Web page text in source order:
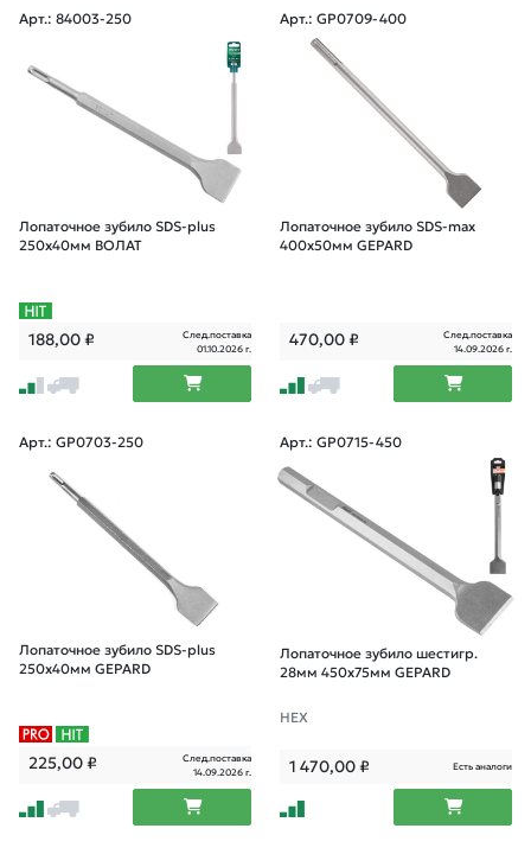
Арт.: 84003-250
Лопаточное зубило SDS-plus
250х40мм ВОЛАТ
188,00₽
След.поставка
01.10.2026 г.
Арт.: GP0709-400
Лопаточное зубило SDS-max
400х50мм GEPARD
470,00₽
След.поставка
14.09.2026 г.
Арт.: GP0703-250
Лопаточное зубило SDS-plus
250х40мм GEPARD
225,00₽
След.поставка
14.09.2026 г.
Арт.: GP0715-450
Лопаточное зубило шестигр.
28мм 450x75мм GEPARD
НЕХ
1 470,00₽ Есть аналоги